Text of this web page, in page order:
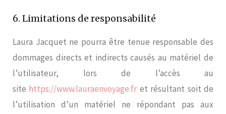
6. Limitations de responsabilité
Laura Jacquet ne pourra être tenue responsable des
dommages directs et indirects causés au matériel de
l’utilisateur, lors de l’accès au
site https://www.lauraenvoyage.fr et résultant soit de
l’utilisation d’un matériel ne répondant pas aux